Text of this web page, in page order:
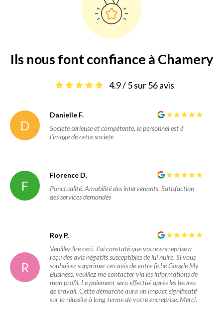
Ils nous font confiance à Chamery
4.9 / 5 sur 56 avis
D
Danielle F.
Societe sérieuse et compétente, le personnel est à
l'image de cette societe
F
Florence D.
Ponctualité. Amabilité des intervenants. Satisfaction
des services demandés
R
Roy P.
Veuillez lire ceci. J'ai constaté que votre entreprise a
reçu des avis négatifs susceptibles de lui nuire. Si vous
souhaitez supprimer ces avis de votre fiche Google My
Business, veuillez me contacter via les informations de
mon profil. Le paiement sera effectué après les heures
de travail. Cette démarche aura un impact significatif
sur la réussite à long terme de votre entreprise. Merci.